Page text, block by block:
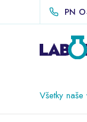
PN
Všetky naše